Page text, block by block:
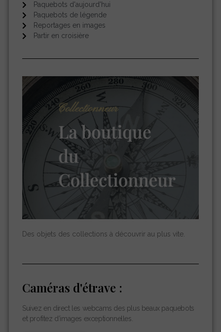
Paquebots d'aujourd'hui
Paquebots de légende
Reportages en images
Partir en croisière
Des objets des collections à découvrir au plus vite.
Caméras d'étrave :
Suivez en direct les webcams des plus beaux paquebots
et profitez d’images exceptionnelles.